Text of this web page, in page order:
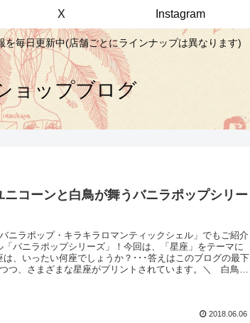
毎日更新中(店舗ごとにラインナップは異なります)
ョップブログ
X Instagram
コーンと白鳥が舞うバニラポップシリー
ニラポップ・キラキラロマンティックシェル」でもご紹介
バニラポップシリーズ」！今回は、「星座」をテーマに
、いったい何座でしょうか？･･･答えはこのブログの最下
つ、さまざまな星座がプリントされています。＼ 白鳥
2018.06.06